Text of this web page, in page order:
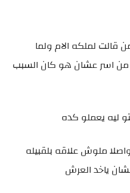
قالت لملكه الام ولما
من اسر عشان هو كان السبب
ليه يعملو كده
ملوش علاقه بلقبيله
ياخد العرش